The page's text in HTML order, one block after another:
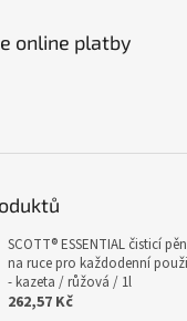
online platby
SCOTT® ESSENTIAL čisticí
na ruce pro každodenní
- kazeta / růžová / 1l
262,57 Kč